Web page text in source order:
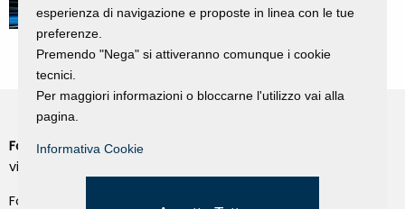
Fondazione Dino Zoli
viale Bologna 288, Forlì
Fondo dot. euro 285.000 i.v.
Privacy Policy
esperienza di navigazione e proposte in linea con le tue
preferenze.
Premendo "Nega" si attiveranno comunque i cookie
tecnici.
Per maggiori informazioni o bloccarne l'utilizzo vai alla
pagina.
Informativa Cookie